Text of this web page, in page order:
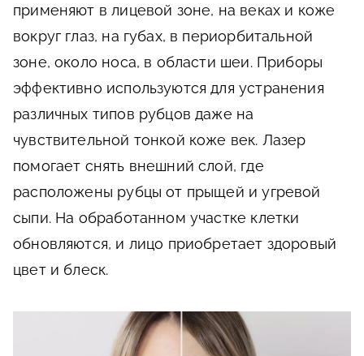
применяют в лицевой зоне, на веках и коже
вокруг глаз, на губах, в периорбитальной
зоне, около носа, в области шеи. Приборы
эффективно используются для устранения
различных типов рубцов даже на
чувствительной тонкой коже век. Лазер
помогает снять внешний слой, где
расположены рубцы от прыщей и угревой
сыпи. На обработанном участке клетки
обновляются, и лицо приобретает здоровый
цвет и блеск.